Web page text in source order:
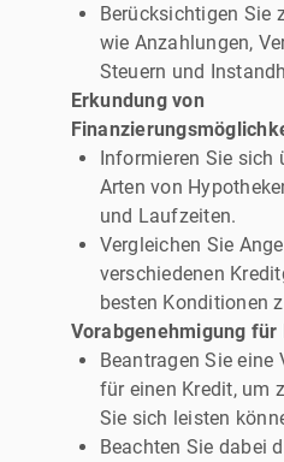
Berücksichtigen Sie
wie Anzahlungen,
Steuern und
Erkundung von
Informieren Sie sich
Arten von
und Laufzeiten.
Vergleichen Sie
verschiedenen
besten Konditionen
Vorabgenehmigung für
Beantragen Sie eine
für einen Kredit, um
Sie sich leisten
Beachten Sie dabei